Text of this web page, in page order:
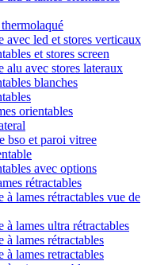
avec led et stores verticaux
et stores screen
alu avec stores lateraux
blanches
orientables
bso et paroi vitree
avec options
rétractables
lames rétractables vue de
lames ultra rétractables
lames rétractables
lames retractables